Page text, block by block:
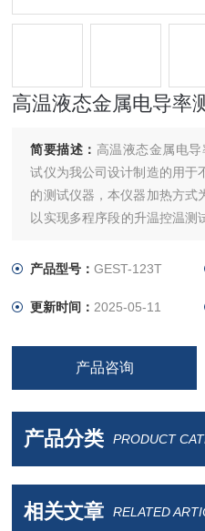
高温液态金属电导率
简要描述： 高温液态金属电
试仪为我公司设计制造的用于
的测试仪器，本仪器加热方式
以实现多程序段的升温控温
产品型号：GEST-123T
更新时间： 2025-05-11
产品咨询
产品分类 PRODUCT
相关文章 RELATED